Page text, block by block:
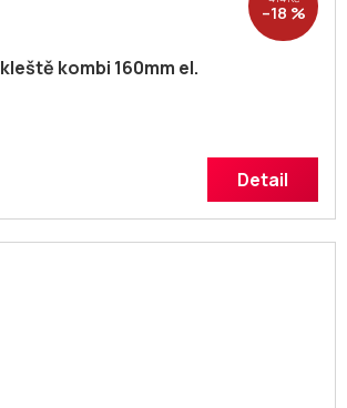
–18 %
kleště kombi 160mm el.
Detail